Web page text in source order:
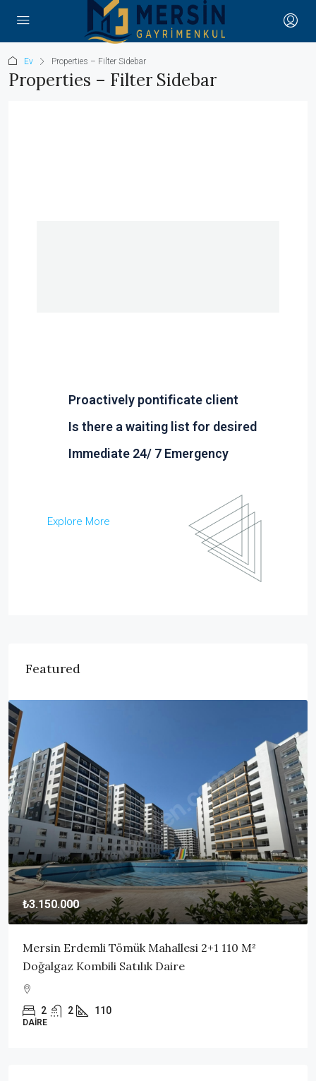
Ev Properties – Filter Sidebar
Properties – Filter Sidebar
Proactively pontificate client
Is there a waiting list for desired
Immediate 24/ 7 Emergency
Explore More
Featured
₺3.150.000
Mersin Erdemli Tömük Mahallesi 2+1 110 M²
Doğalgaz Kombili Satılık Daire
2 2 110
DAIRE